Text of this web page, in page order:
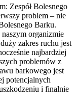
Zespół Bolesnego
problem – nie
Barku.
organizmie
zakres ruchu jest
najbardziej
problemów z
barkowego jest
potencjalnych
i finalnie